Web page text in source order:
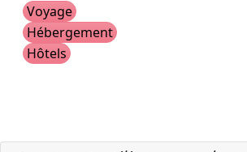
Voyage
Hébergement
Hôtels